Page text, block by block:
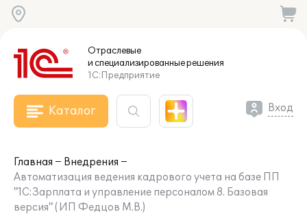
Отраслевые
и специализированныерешения
1С:Предприятие
Каталог Вход
Главная
Внедрения
Автоматизация ведения кадрового учета на базе ПП
"1С:Зарплата и управление персоналом 8. Базовая
версия" ( ИП Федцов М.В.)